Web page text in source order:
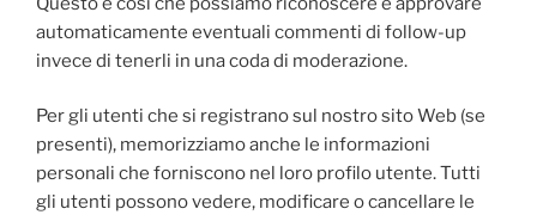
automaticamente eventuali commenti di follow-up
invece di tenerli in una coda di moderazione.
Per gli utenti che si registrano sul nostro sito Web (se
presenti), memorizziamo anche le informazioni
personali che forniscono nel loro profilo utente. Tutti
gli utenti possono vedere, modificare o cancellare le